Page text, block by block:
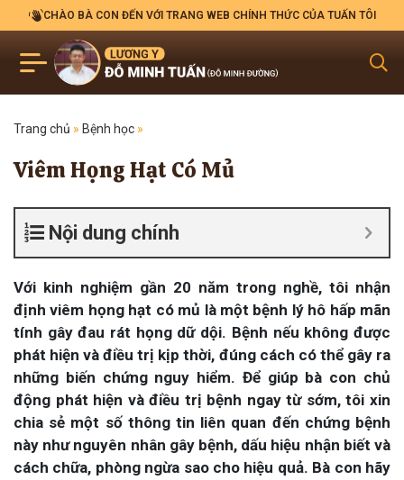
CHÀO BÀ CON ĐẾN VỚI TRANG WEB CHÍNH THỨC CỦA TUẤN TÔI
Trang chủ » Bệnh học »
Viêm Họng Hạt Có Mủ
Nội dung chính
Với kinh nghiệm gần 20 năm trong nghề, tôi nhận
định viêm họng hạt có mủ là một bệnh lý hô hấp mãn
tính gây đau rát họng dữ dội. Bệnh nếu không được
phát hiện và điều trị kịp thời, đúng cách có thể gây ra
những biến chứng nguy hiểm. Để giúp bà con chủ
động phát hiện và điều trị bệnh ngay từ sớm, tôi xin
chia sẻ một số thông tin liên quan đến chứng bệnh
này như nguyên nhân gây bệnh, dấu hiệu nhận biết và
cách chữa, phòng ngừa sao cho hiệu quả. Bà con hãy